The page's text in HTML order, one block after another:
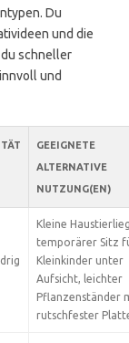
Du
und die
schneller
und
GEEIGNETE
ALTERNATIVE
NUTZUNG(EN)
Kleine
temporärer Sitz
Kleinkinder unter
Aufsicht, leichter
Pflanzenständer
rutschfester